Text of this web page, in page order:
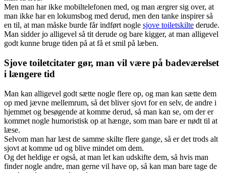
Men man har ikke mobiltelefonen med, og man ærgrer sig over, at
man ikke har en lokumsbog med derud, men den tanke inspirer så
en til, at man måske burde får indført nogle sjove toiletskilte derude.
Man sidder jo alligevel så tit derude og bare kigger, at man alligevel
godt kunne bruge tiden på at få et smil på læben.
Sjove toiletcitater gør, man vil være på badeværelset
i længere tid
Man kan alligevel godt sætte nogle flere op, og man kan sætte dem
op med jævne mellemrum, så det bliver sjovt for en selv, de andre i
hjemmet og besøgende at komme derud, så man kan se, om der er
kommet nogle humoristisk op at hænge, som man bare er nødt til at
læse.
Selvom man har læst de samme skilte flere gange, så er det trods alt
sjovt at komme ud og blive mindet om dem.
Og det heldige er også, at man let kan udskifte dem, så hvis man
finder nogle andre, man gerne vil have op, så kan man bare tage de